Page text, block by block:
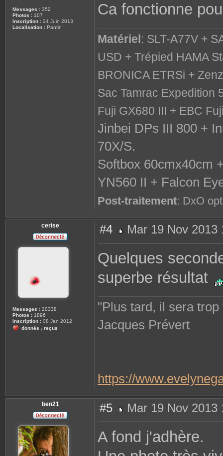
Messages : 352
Photos : 107
Inscription : 24 Juin 2013
Localisation : Pantin
s
Ca fonctionne
Matériel: SLT-A77V +
USD + Trépied HAMA
BRONICA ETRSi +
Sac Tamrac Expedition
Fuji GX680 III + EBC
Jinbei DPs III 800 +
70X/S.
Softbox 60cmx40cm
YN560 II + Falcon
Post-traitement: DxO
cerise
Messages : 20338
Photos : 1896
Inscription : 08 Jan 2012
donnés / reçus
#4
e
s
a
Mar 19 Nov 2013
Quelques
superbe résultat
"Plus tard, il sera
Jacques Prévert
https://
ben21 #5
e
s
a
Mar 19 Nov 2013
A fond j'adhère.